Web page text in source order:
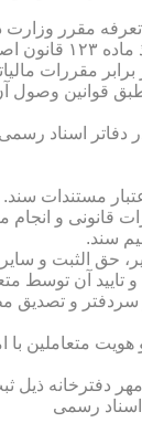
قوانین وصول
دفاتر اسناد
قانونی و انجام
سند.
سردفتر و تصدیق
هویت متعاملین
رسمی